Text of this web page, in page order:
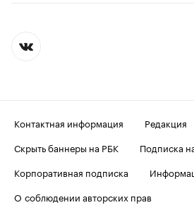
Контактная информация
Редакция
Скрыть баннеры на РБК
Подписка
Корпоративная подписка
О соблюдении авторских прав